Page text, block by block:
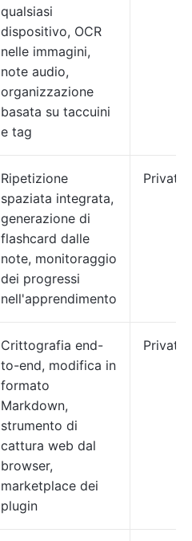
qualsiasi
dispositivo, OCR
nelle immagini,
note audio,
organizzazione
basata su taccuini
e tag
Ripetizione
spaziata integrata,
generazione di
flashcard dalle
note, monitoraggio
dei progressi
nell'apprendimento
Privati
Crittografia end-
to-end, modifica in
formato
Markdown,
strumento di
cattura web dal
browser,
marketplace dei
plugin
Privati